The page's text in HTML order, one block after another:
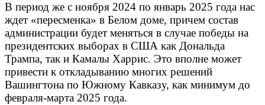
В период же с ноября 2024 по январь 2025 года нас
ждет «пересменка» в Белом доме, причем состав
администрации будет меняться в случае победы на
президентских выборах в США как Дональда
Трампа, так и Камалы Харрис. Это вполне может
привести к откладыванию многих решений
Вашингтона по Южному Кавказу, как минимум до
февраля-марта 2025 года.